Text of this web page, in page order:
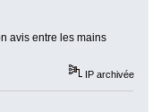
avis entre les mains
IP archivée